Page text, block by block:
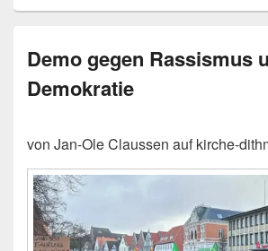
Demo gegen Rassismus
Demokratie
von Jan-Ole Claussen auf kirche-